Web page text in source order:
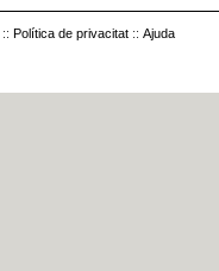
:: Política de privacitat :: Ajuda